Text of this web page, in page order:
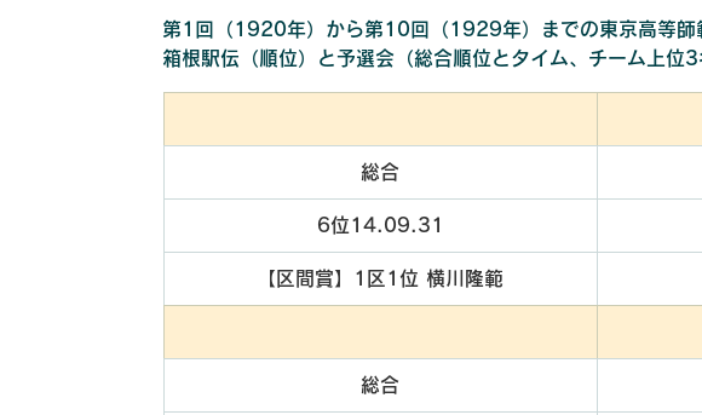
第1回（1920年）から第10回（1929年）までの東京高等師
箱根駅伝（順位）と予選会（総合順位とタイム、チーム上位
総合
6位14.09.31
【区間賞】1区1位 横川隆範
総合